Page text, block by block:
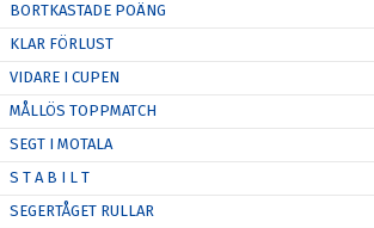
BORTKASTADE POÄNG
KLAR FÖRLUST
VIDARE I CUPEN
MÅLLÖS TOPPMATCH
SEGT I MOTALA
S T A B I L T
SEGERTÅGET RULLAR